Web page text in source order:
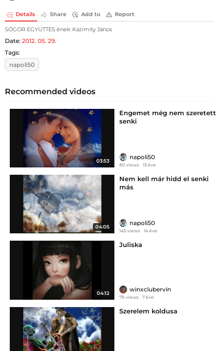
Details Share Add to Report
SÓGOR EGYÜTTES ének: Kazimity János
Date: 2012. 05. 29.
Tags:
napoli50
Recommended videos
03:53
Engemet még nem szeretett
senki
napoli50
80 views 13 éve
04:05
Nem kell már hidd el senki
más
napoli50
145 views 14 éve
04:12
Juliska
winxclubervin
79 views 7 éve
Szerelem koldusa